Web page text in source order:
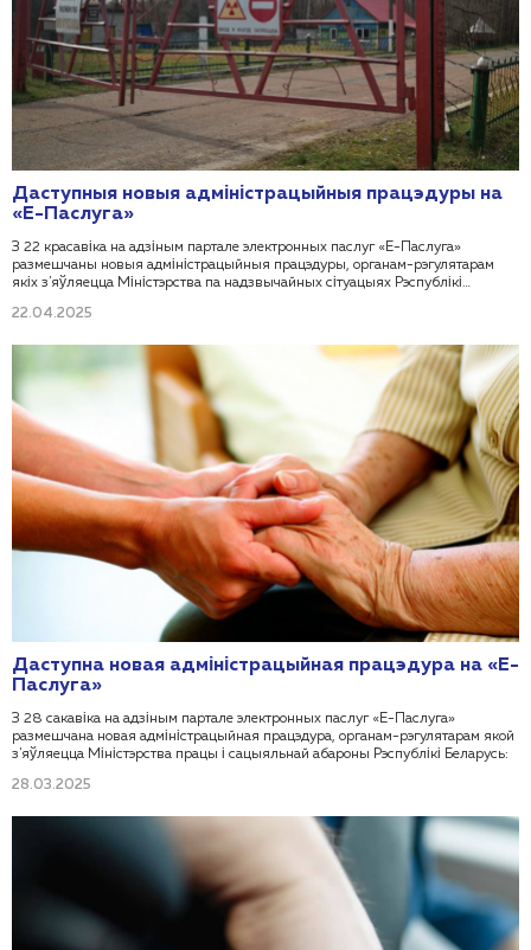
Даступныя новыя адміністрацыйныя працэдуры на
«Е-Паслуга»
З 22 красавіка на адзіным партале электронных паслуг «Е-Паслуга»
размешчаны новыя адміністрацыйныя працэдуры, органам-рэгулятарам
якіх з'яўляецца Міністэрства па надзвычайных сітуацыях Рэспублікі
22.04.2025
Даступна новая адміністрацыйная працэдура на «Е-
Паслуга»
З 28 сакавіка на адзіным партале электронных паслуг «Е-Паслуга»
размешчана новая адміністрацыйная працэдура, органам-рэгулятарам якой
з'яўляецца Міністэрства працы і сацыяльнай абароны Рэспублікі Беларусь:
28.03.2025